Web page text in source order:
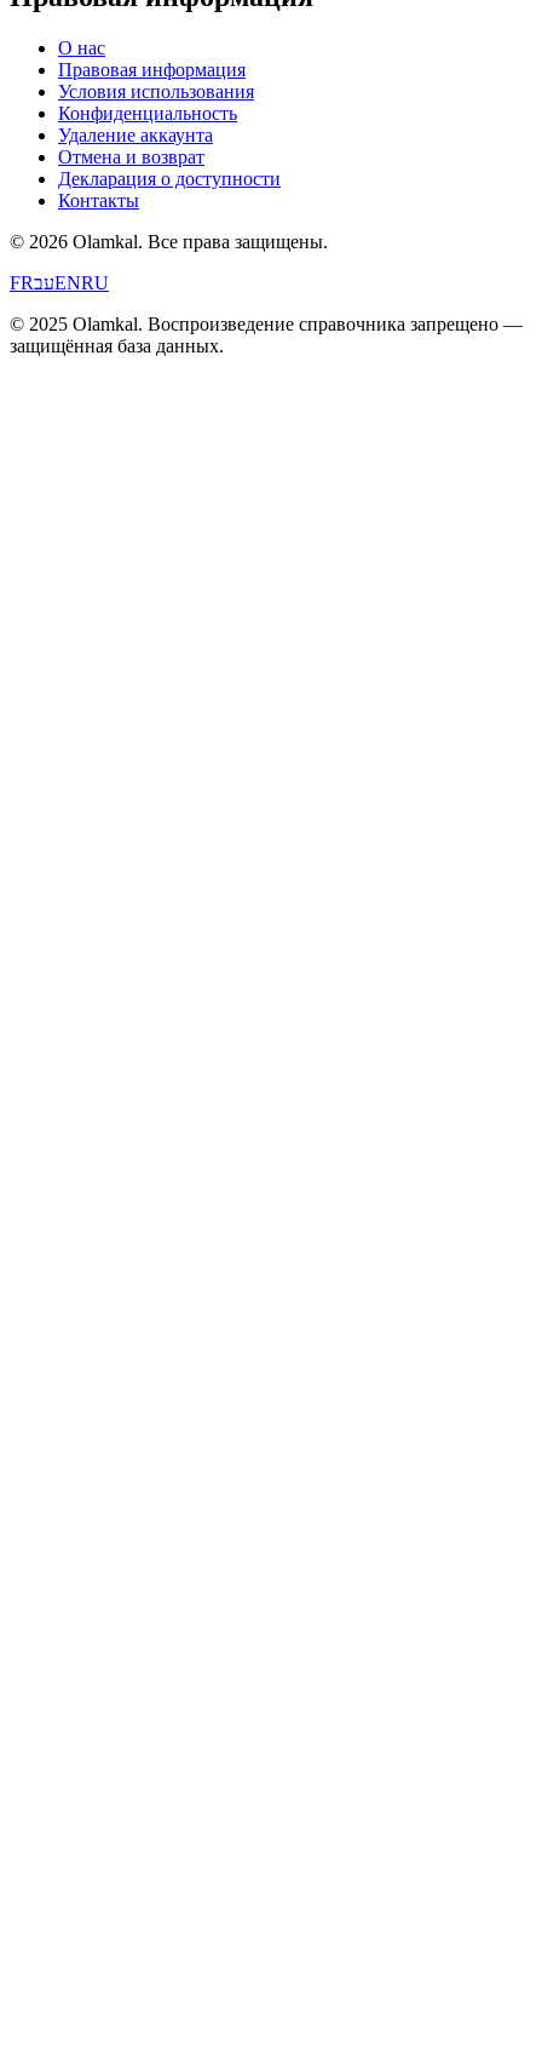
О нас
Правовая информация
Условия использования
Конфиденциальность
Удаление аккаунта
Отмена и возврат
Декларация о доступности
Контакты
© 2026 Olamkal. Все права защищены.
FRעבENRU
© 2025 Olamkal. Воспроизведение справочника запрещено —
защищённая база данных.